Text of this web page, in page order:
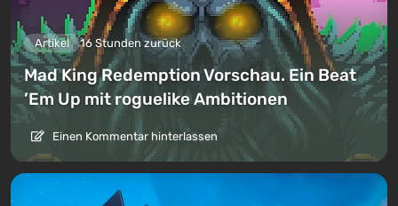
Artikel 16 Stunden zurück
Mad King Redemption Vorschau. Ein Beat
’Em Up mit roguelike Ambitionen
Einen Kommentar hinterlassen